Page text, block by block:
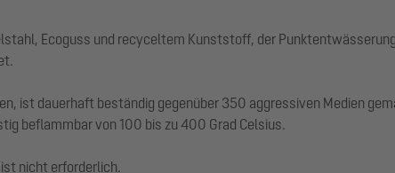
Ecoguss und recyceltem Kunststoff, der
ist dauerhaft beständig gegenüber 350 aggressiven Medien
beflammbar von 100 bis zu 400 Grad Celsius.
nicht erforderlich.